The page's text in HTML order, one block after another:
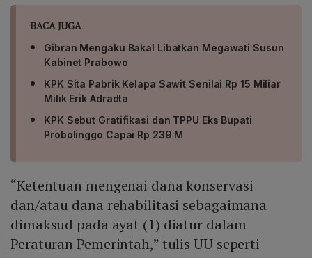
BACA JUGA
Gibran Mengaku Bakal Libatkan Megawati Susun
Kabinet Prabowo
KPK Sita Pabrik Kelapa Sawit Senilai Rp 15 Miliar
Milik Erik Adradta
KPK Sebut Gratifikasi dan TPPU Eks Bupati
Probolinggo Capai Rp 239 M
“Ketentuan mengenai dana konservasi
dan/atau dana rehabilitasi sebagaimana
dimaksud pada ayat (1) diatur dalam
Peraturan Pemerintah,” tulis UU seperti